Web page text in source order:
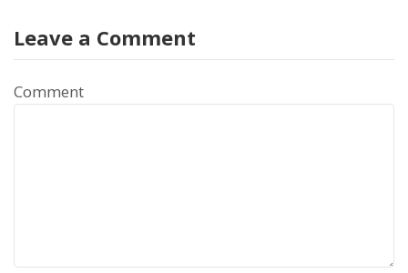
Leave a Comment
Comment